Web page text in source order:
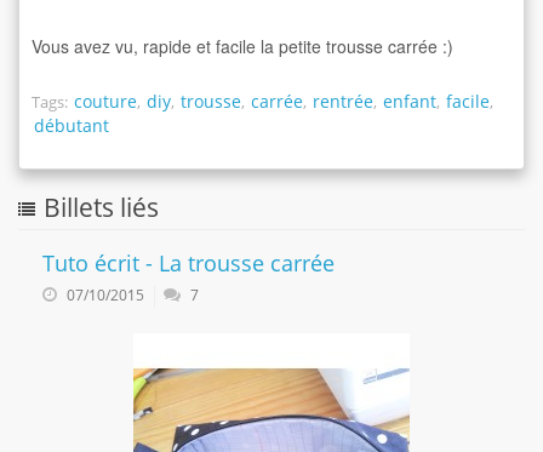
Vous avez vu, rapide et facile la petite trousse carrée :)
Tags: couture, diy, trousse, carrée, rentrée, enfant, facile,
débutant
Billets liés
Tuto écrit - La trousse carrée
07/10/2015 7